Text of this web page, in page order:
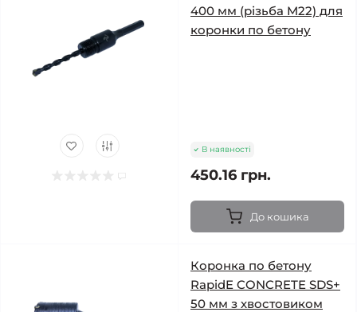
400 мм (різьба M22) для
коронки по бетону
В наявності
450.16 грн.
До кошика
Коронка по бетону
RapidE CONCRETE SDS+
50 мм з хвостовиком